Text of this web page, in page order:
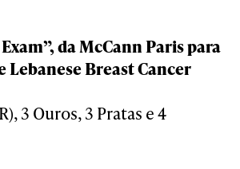
da McCann Paris para
Lebanese Breast Cancer
3 Ouros, 3 Pratas e 4